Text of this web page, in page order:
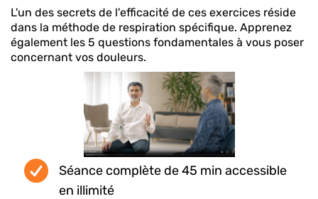
L'un des secrets de l'efficacité de ces exercices réside
dans la méthode de respiration spécifique. Apprenez
également les 5 questions fondamentales à vous poser
concernant vos douleurs.
Séance complète de 45 min accessible
en illimité